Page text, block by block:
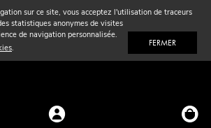
sur ce site, vous acceptez l'utilisation de traceurs
statistiques anonymes de visites
de navigation personnalisée.
. FERMER